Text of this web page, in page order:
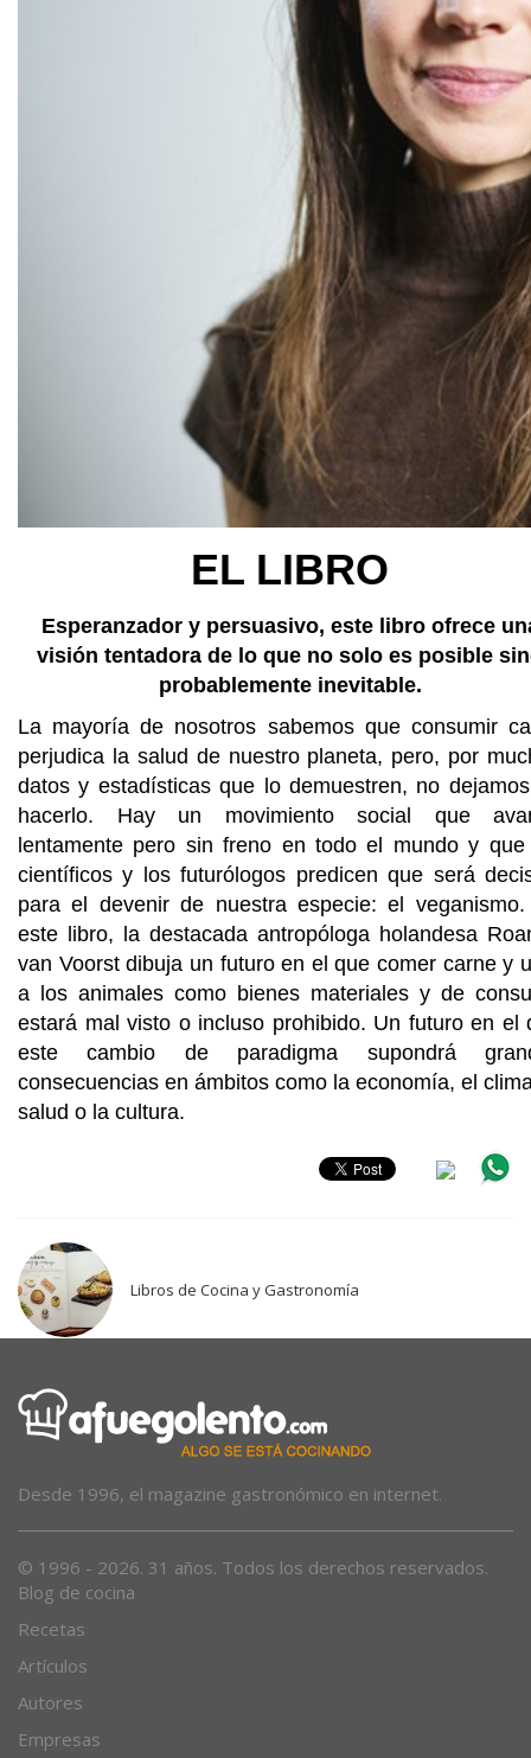
EL LIBRO
Esperanzador y persuasivo, este libro ofrece
visión tentadora de lo que no solo es posible
probablemente inevitable.
La mayoría de nosotros sabemos que consumir
perjudica la salud de nuestro planeta, pero, por
datos y estadísticas que lo demuestren, no
hacerlo. Hay un movimiento social que
lentamente pero sin freno en todo el mundo y que
científicos y los futurólogos predicen que será
para el devenir de nuestra especie: el
este libro, la destacada antropóloga holandesa
van Voorst dibuja un futuro en el que comer carne y
a los animales como bienes materiales y de
estará mal visto o incluso prohibido. Un futuro en el
este cambio de paradigma supondrá
consecuencias en ámbitos como la economía, el
salud o la cultura.
Libros de Cocina y Gastronomía
Desde 1996, el magazine gastronómico en internet.
© 1996 - 2026. 31 años. Todos los derechos reservados.
Blog de cocina
Recetas
Artículos
Autores
Empresas